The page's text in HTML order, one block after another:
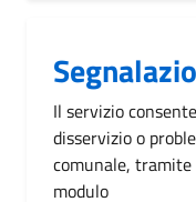
Il servizio
disservizio o
comunale, tramite
modulo